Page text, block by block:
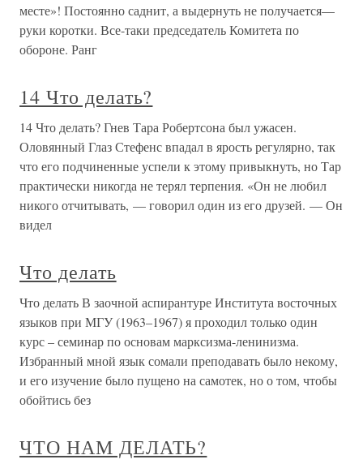
месте»! Постоянно саднит, а выдернуть не получается—
руки коротки. Все-таки председатель Комитета по
обороне. Ранг
14 Что делать?
14 Что делать? Гнев Тара Робертсона был ужасен.
Оловянный Глаз Стефенс впадал в ярость регулярно, так
что его подчиненные успели к этому привыкнуть, но Тар
практически никогда не терял терпения. «Он не любил
никого отчитывать, — говорил один из его друзей. — Он
видел
Что делать
Что делать В заочной аспирантуре Института восточных
языков при МГУ (1963–1967) я проходил только один
курс – семинар по основам марксизма-ленинизма.
Избранный мной язык сомали преподавать было некому,
и его изучение было пущено на самотек, но о том, чтобы
обойтись без
ЧТО НАМ ДЕЛАТЬ?